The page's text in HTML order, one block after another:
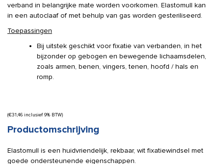
verband in belangrijke mate worden voorkomen. Elastomull kan
in een autoclaaf of met behulp van gas worden gesteriliseerd.
Toepassingen
Bij uitstek geschikt voor fixatie van verbanden, in het
bijzonder op gebogen en bewegende lichaamsdelen,
zoals armen, benen, vingers, tenen, hoofd / hals en
romp.
(€31,46 inclusief 9% BTW)
Productomschrijving
Elastomull is een huidvriendelijk, rekbaar, wit fixatiewindsel met
goede ondersteunende eigenschappen.